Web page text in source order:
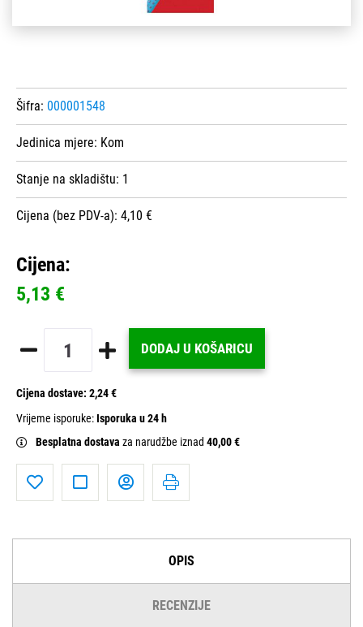
Šifra: 000001548
Jedinica mjere: Kom
Stanje na skladištu: 1
Cijena (bez PDV-a): 4,10 €
Cijena:
5,13 €
DODAJ U KOŠARICU
Cijena dostave: 2,24 €
Vrijeme isporuke:Isporuka u 24 h
Besplatna dostava za narudžbe iznad 40,00 €
OPIS
RECENZIJE